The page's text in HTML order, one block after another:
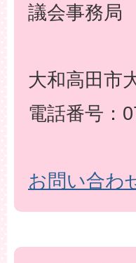
議会事務局
大和高田市
電話番号：
お問い合わ